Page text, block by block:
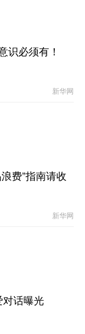
识必须有！
新华网
费”指南请收
新华网
话曝光